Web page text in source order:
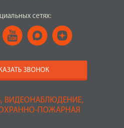
ВИДЕОНАБЛЮДЕНИЕ,
ПОЖАРНАЯ
сетях:
ЗВОНОК